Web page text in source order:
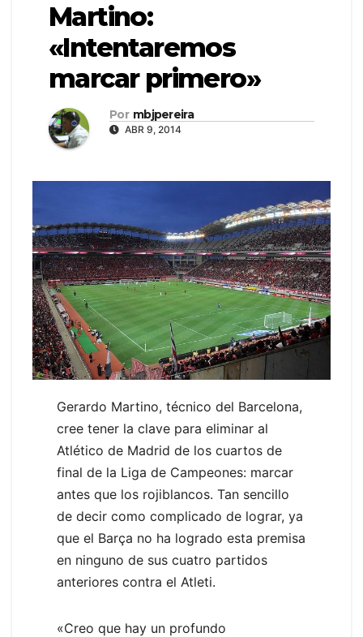
Martino:
«Intentaremos
marcar primero»
Por mbjpereira
ABR 9, 2014
Gerardo Martino, técnico del Barcelona,
cree tener la clave para eliminar al
Atlético de Madrid de los cuartos de
final de la Liga de Campeones: marcar
antes que los rojiblancos. Tan sencillo
de decir como complicado de lograr, ya
que el Barça no ha logrado esta premisa
en ninguno de sus cuatro partidos
anteriores contra el Atleti.
«Creo que hay un profundo